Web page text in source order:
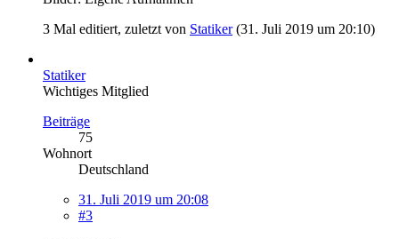
3 Mal editiert, zuletzt von Statiker(31. Juli 2019 um 20:10)
Statiker
Wichtiges Mitglied
Beiträge
75
Wohnort
Deutschland
31. Juli 2019 um 20:08
#3